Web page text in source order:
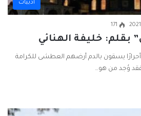
أدبيات
171
بقلم: خليفة الهنائي
يسقون بالدم أرضهم العطشى للكرامة
فقد وُجد من هو…